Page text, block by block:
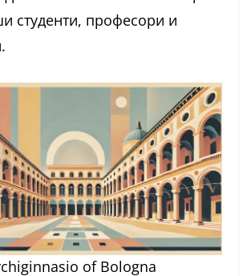
студенти, професори и
of Bologna